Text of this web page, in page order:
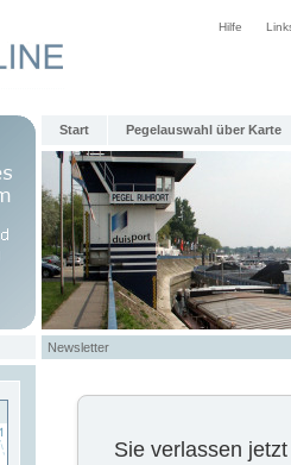
Hilfe
Start Pegelauswahl über Karte
Newsletter
Sie verlassen